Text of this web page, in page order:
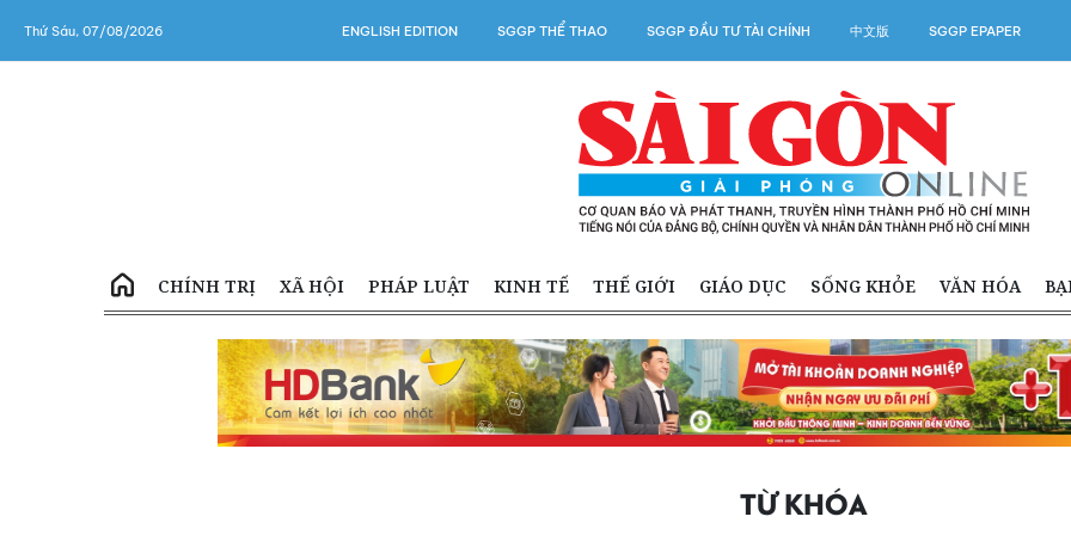
Thứ Sáu, 07/08/2026 ENGLISH EDITION SGGP THỂ THAO SGGP ĐẦU TƯ TÀI CHÍNH 中文版 SGGP EPAPER
CHÍNH TRỊ XÃ HỘI PHÁP LUẬT KINH TẾ THẾ GIỚI GIÁO DỤC SỐNG KHỎE VĂN HÓA
TỪ KHÓA